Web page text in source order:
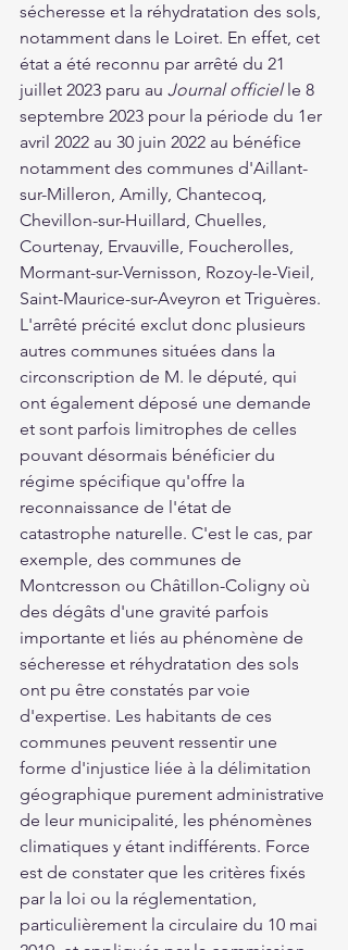
sécheresse et la réhydratation des sols,
notamment dans le Loiret. En effet, cet
état a été reconnu par arrêté du 21
juillet 2023 paru au Journal officiel le 8
septembre 2023 pour la période du 1er
avril 2022 au 30 juin 2022 au bénéfice
notamment des communes d'Aillant-
sur-Milleron, Amilly, Chantecoq,
Chevillon-sur-Huillard, Chuelles,
Courtenay, Ervauville, Foucherolles,
Mormant-sur-Vernisson, Rozoy-le-Vieil,
Saint-Maurice-sur-Aveyron et Triguères.
L'arrêté précité exclut donc plusieurs
autres communes situées dans la
circonscription de M. le député, qui
ont également déposé une demande
et sont parfois limitrophes de celles
pouvant désormais bénéficier du
régime spécifique qu'offre la
reconnaissance de l'état de
catastrophe naturelle. C'est le cas, par
exemple, des communes de
Montcresson ou Châtillon-Coligny où
des dégâts d'une gravité parfois
importante et liés au phénomène de
sécheresse et réhydratation des sols
ont pu être constatés par voie
d'expertise. Les habitants de ces
communes peuvent ressentir une
forme d'injustice liée à la délimitation
géographique purement administrative
de leur municipalité, les phénomènes
climatiques y étant indifférents. Force
est de constater que les critères fixés
par la loi ou la réglementation,
particulièrement la circulaire du 10 mai